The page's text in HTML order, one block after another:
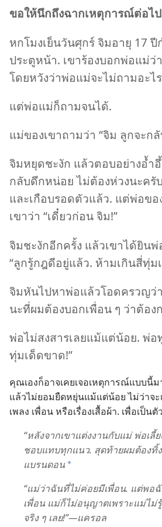
ขอ​ให้​นึก​ถึง​ฉาก​เหตุ​การณ์​ต่อ​ไ
หก​โมง​เย็น​วัน​ศุกร์ จิม​อายุ 17 ปี​
ประตู​หน้า. เขา​ร้อง​บอก​พ่อ​แม่​ว่
โดย​หวัง​ว่า​พ่อ​แม่​จะ​ไม่​ถาม​อะไ
แต่​พ่อ​แม่​ก็​ถาม​จน​ได้.
แม่​ของ​เขา​ถาม​ว่า “จิม ลูก​จะ​ก
จิม​หยุด​ชะงัก แล้ว​ตอบ​อย่าง​อ้ำอึ้
กลับ​ดึก​หน่อย ไม่​ต้อง​ห่วง​นะ​ครั
และ​เกือบ​รอด​ตัว​แล้ว. แต่​พ่อ​ขอ
เขา​ว่า “เดี๋ยว​ก่อน จิม!”
จิม​ชะงัก​อีก​ครั้ง แล้ว​เขา​ได้​ยิน​พ่
“ลูก​รู้​กฎ​ดี​อยู่​แล้ว. ห้าม​เกิน​สี่​ทุ่ม​
จิม​หัน​ไป​หา​พ่อ​แล้ว​โอด​ครวญ​ว่
นะ​ที่​ผม​ต้อง​บอก​เพื่อน ๆ ว่า​ต้อง​
พ่อ​ไม่​สงสาร​เลย​แม้​แต่​น้อย. พ่อ​
ทุ่ม​เด็ดขาด!”
คุณ​เอง​ก็​อาจ​เคย​เจอ​เหตุ​การณ์​แบบ​นี้​
แล้ว​ไม่​ยอม​ยืดหยุ่น​แม้​แต่​น้อย ไม่​ว่า​จะ​
เพลง เพื่อน หรือ​เรื่อง​เสื้อ​ผ้า. เพื่อ​เป็น​ตั
“หลัง​จาก​เขา​แต่งงาน​กับ​แม่ พ่อ​เลี้
ชอบ​แทบ​ทุก​แนว. สุด​ท้าย​ผม​ต้อง​ทิ้
แบรนดอน *
“แม่​ว่า​ฉัน​ที่​ไม่​ค่อย​มี​เพื่อน. แต่​พอ​
เพื่อน แม่​ก็​ไม่​อนุญาต​เพราะ​แม่​ไ
จริง ๆ เลย!”—แครอล